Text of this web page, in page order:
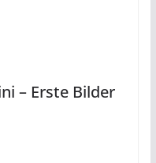
– Erste Bilder